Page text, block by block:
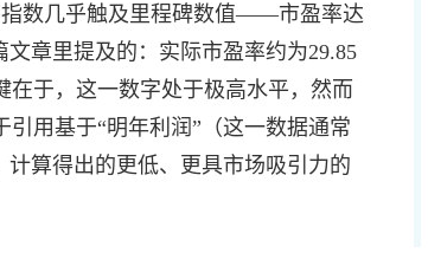
指数几乎触及里程碑数值——市盈率达
章里提及的：实际市盈率约为29.85
在于，这一数字处于极高水平，然而
用基于“明年利润”（这一数据通常
算得出的更低、更具市场吸引力的